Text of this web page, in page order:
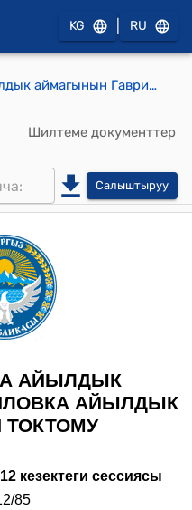
KG RU
Гавриловка айылдык аймагынын Гавриловка айылдык кеңешинин 2026-жылдын 3-февралындагы № 12/85 "Гавриловка айылдык кеңешинин туруктуу комиссияларынын курамына өзгөртүү киргизүү жөнүндө" токтому
Шилтеме документтер
Салыштыруу